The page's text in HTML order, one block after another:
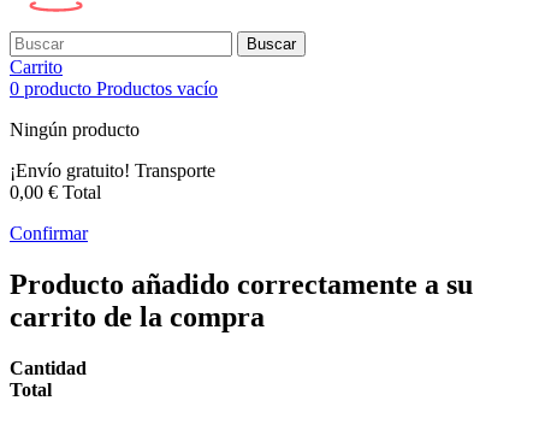
Buscar
Carrito
0 producto Productos vacío
Ningún producto
¡Envío gratuito! Transporte
0,00 € Total
Confirmar
Producto añadido correctamente a su
carrito de la compra
Cantidad
Total